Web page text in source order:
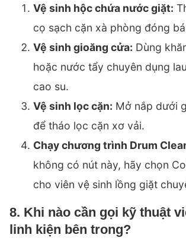
Vệ sinh hộc chứa nước giặt:
cọ sạch cặn xà phòng đóng
Vệ sinh gioăng cửa: Dùng
hoặc nước tẩy chuyên dụng
cao su.
Vệ sinh lọc cặn: Mở nắp dưới
để tháo lọc cặn xơ vải.
Chạy chương trình Drum
không có nút này, hãy chọn
cho viên vệ sinh lồng giặt
8. Khi nào cần gọi kỹ thuật
linh kiện bên trong?